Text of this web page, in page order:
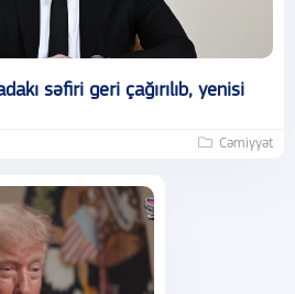
səfiri geri çağırılıb, yenisi
Cəmiyyət